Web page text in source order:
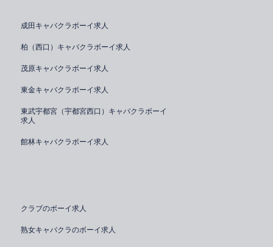
成田キャバクラボーイ求人
柏（西口）キャバクラボーイ求人
茂原キャバクラボーイ求人
東金キャバクラボーイ求人
東武宇都宮（宇都宮西口）キャバクラボーイ
求人
館林キャバクラボーイ求人
クラブのボーイ求人
熟女キャバクラのボーイ求人